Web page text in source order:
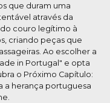
que duram uma
através da
couro legítimo à
criando peças que
Ao escolher a
in Portugal" e opta
o Próximo Capítulo:
a herança portuguesa